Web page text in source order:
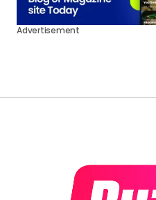
Advertisement